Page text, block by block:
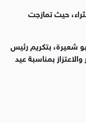
حيث تمازجت
شعيرة، بتكريم رئيس
بمناسبة عيد